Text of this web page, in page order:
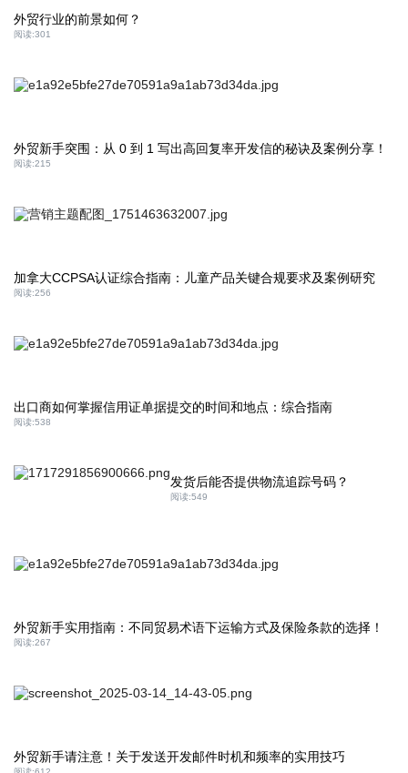
外贸行业的前景如何？
阅读:301
外贸新手突围：从 0 到 1 写出高回复率开发信的秘诀及案例分享！
阅读:215
加拿大CCPSA认证综合指南：儿童产品关键合规要求及案例研究
阅读:256
出口商如何掌握信用证单据提交的时间和地点：综合指南
阅读:538
发货后能否提供物流追踪号码？
阅读:549
外贸新手实用指南：不同贸易术语下运输方式及保险条款的选择！
阅读:267
外贸新手请注意！关于发送开发邮件时机和频率的实用技巧